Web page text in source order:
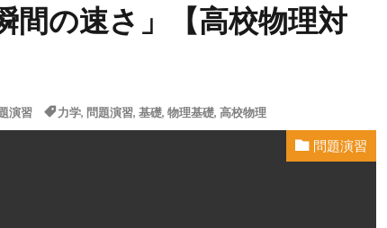
間の速さ」【高校物理対
演習 力学, 問題演習, 基礎, 物理基礎, 高校物理
問題演習